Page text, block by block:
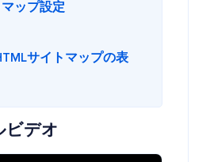
ップ設定
サイトマップの表
ビデオ